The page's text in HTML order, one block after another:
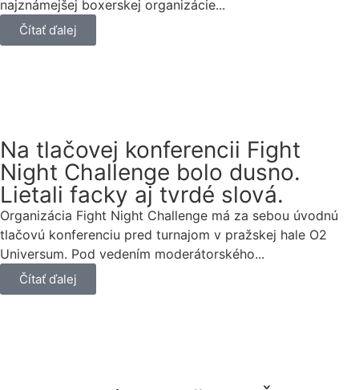
najznámejšej boxerskej organizácie...
Čítať ďalej
Na tlačovej konferencii Fight
Night Challenge bolo dusno.
Lietali facky aj tvrdé slová.
Organizácia Fight Night Challenge má za sebou úvodnú
tlačovú konferenciu pred turnajom v pražskej hale O2
Universum. Pod vedením moderátorského...
Čítať ďalej